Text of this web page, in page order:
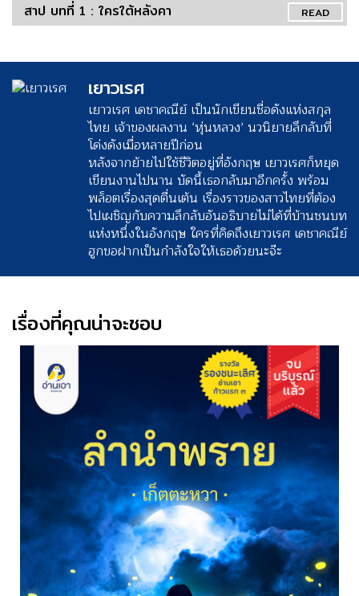
READ
สาป บทที่ 1 : ใครใต้หลังคา
เยาวเรศ
เยาวเรศ เดชาคณีย์ เป็นนักเขียนชื่อดังแห่งสกุล
ไทย เจ้าของผลงาน ‘หุ่นหลวง’ นวนิยายลึกลับที่
โด่งดังเมื่อหลายปีก่อน
หลังจากย้ายไปใช้ชีวิตอยู่ที่อังกฤษ เยาวเรศก็หยุด
เขียนงานไปนาน บัดนี้เธอกลับมาอีกครั้ง พร้อม
พล็อตเรื่องสุดตื่นเต้น เรื่องราวของสาวไทยที่ต้อง
ไปเผชิญกับความลึกลับอันอธิบายไม่ได้ที่บ้านชนบท
แห่งหนึ่งในอังกฤษ ใครที่คิดถึงเยาวเรศ เดชาคณีย์
ฮูกขอฝากเป็นกำลังใจให้เธอด้วยนะจ๊ะ
เรื่องที่คุณน่าจะชอบ